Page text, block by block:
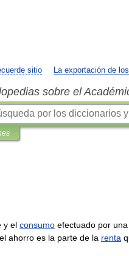
sitio La exportación de
sobre el
y el consumo efectuado por una
el ahorro es la parte de la renta